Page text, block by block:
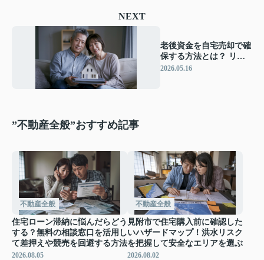
NEXT
老後資金を自宅売却で確
保する方法とは？ リー
スバック活用で住み続け
2026.05.16
”不動産全般”おすすめ記事
不動産全般
住宅ローン滞納に悩んだらどう
する？無料の相談窓口を活用し
て差押えや競売を回避する方法
2026.08.05
不動産全般
見附市で住宅購入前に確認した
いハザードマップ！洪水リスク
を把握して安全なエリアを選ぶ
2026.08.02